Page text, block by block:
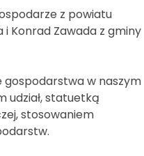
z powiatu
i Konrad Zawada z gminy
gospodarstwa w naszym
udział, statuetką
stosowaniem